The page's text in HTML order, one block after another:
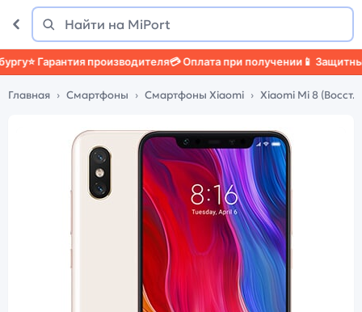
Поиск
Найти
⭐ Гарантия производителя💳 Оплата при получении📱 Защитный
Главная Смартфоны Смартфоны Xiaomi Xiaomi Mi 8 (Восст.)